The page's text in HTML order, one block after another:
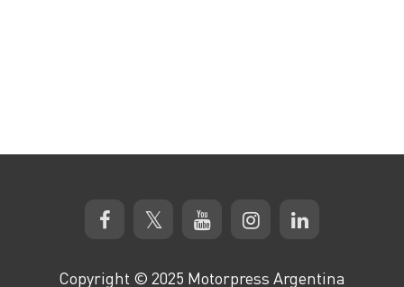
Copyright © 2025 Motorpress Argentina